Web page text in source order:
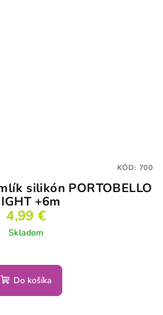
silikón PORTOBELLO
+6m
4,99 €
Skladom
Do košíka
KÓD: 700